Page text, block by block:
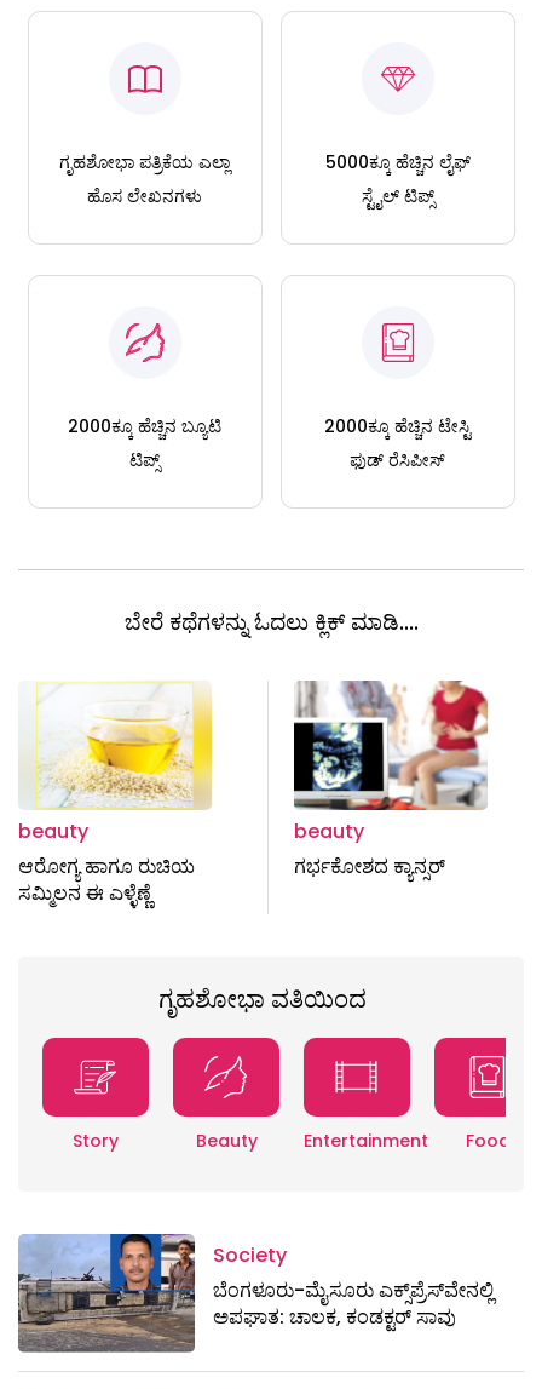
ಗೃಹಶೋಭಾ ಪತ್ರಿಕೆಯ ಎಲ್ಲಾ
ಹೊಸ ಲೇಖನಗಳು
5000ಕ್ಕೂ ಹೆಚ್ಚಿನ ಲೈಫ್
ಸ್ಟೈಲ್ ಟಿಪ್ಸ್
2000ಕ್ಕೂ ಹೆಚ್ಚಿನ ಬ್ಯೂಟಿ
ಟಿಪ್ಸ್
2000ಕ್ಕೂ ಹೆಚ್ಚಿನ ಟೇಸ್ಟಿ
ಫುಡ್ ರೆಸಿಪೀಸ್
ಬೇರೆ ಕಥೆಗಳನ್ನು ಓದಲು ಕ್ಲಿಕ್ ಮಾಡಿ....
beauty
ಆರೋಗ್ಯ ಹಾಗೂ ರುಚಿಯ
ಸಮ್ಮಿಲನ ಈ ಎಳ್ಳೆಣ್ಣೆ
beauty
ಗರ್ಭಕೋಶದ ಕ್ಯಾನ್ಸರ್
ಗೃಹಶೋಭಾ ವತಿಯಿಂದ
Story Beauty Entertainment Food
Society
ಬೆಂಗಳೂರು-ಮೈಸೂರು ಎಕ್ಸ್​ಪ್ರೆಸ್‌ವೇನಲ್ಲಿ
ಅಪಘಾತ: ಚಾಲಕ, ಕಂಡಕ್ಟರ್ ಸಾವು